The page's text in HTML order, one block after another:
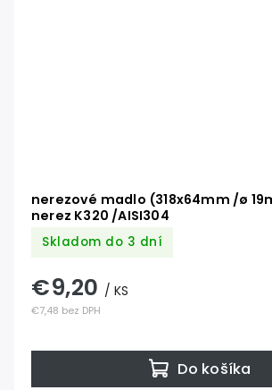
nerezové madlo (318x64mm /ø
nerez K320 /AISI304
Skladom do 3 dní
€7,48 bez DPH
€9,20 / KS
Do košíka